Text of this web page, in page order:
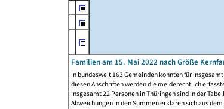
Familien am 15. Mai 2022 nach Größe
In bundesweit 163 Gemeinden konnten für
diesen Anschriften werden die melderechtlich
insgesamt 22 Personen in Thüringen sind in der
Abweichungen in den Summen erklären sich aus